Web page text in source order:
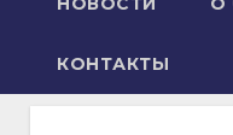
КОНТАКТЫ